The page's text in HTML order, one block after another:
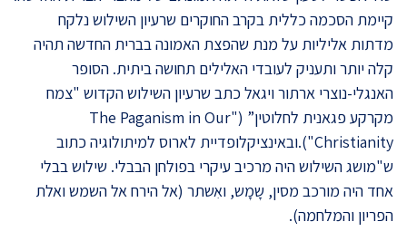
קיימת הסכמה כללית בקרב החוקרים שרעיון השילוש נלקח
מדתות אליליות על מנת שהפצת האמונה בברית החדשה תהיה
קלה יותר ותעניק לעובדי האלילים תחושה ביתית. הסופר
האנגלי-נוצרי ארתור ויגאל כתב שרעיון השילוש הקדוש "צמח
מקרקע פגאנית לחלוטין” ("The Paganism in Our
Christianity").ובאינציקלופדיית לארוס למיתולוגיה כתוב
ש"מושג השילוש היה מרכיב עיקרי בפולחן הבבלי. שילוש בבלי
אחד היה מורכב מסין, שָמָש, ואִשתר (אל הירח אל השמש ואלת
הפריון והמלחמה).